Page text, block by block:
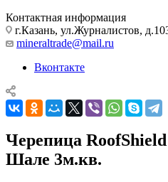
Контактная информация
г.Казань, ул.Журналистов,
mineraltrade@mail.ru
Вконтакте
Черепица
Шале 3м.кв.